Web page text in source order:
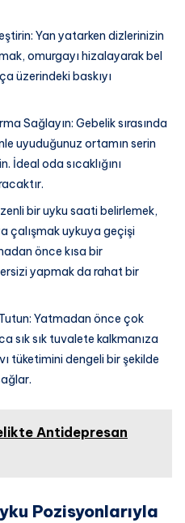
Yan yatarken dizlerinizin
omurgayı hizalayarak bel
üzerindeki baskıyı
Sağlayın: Gebelik sırasında
uyuduğunuz ortamın serin
İdeal oda sıcaklığını
bir uyku saati belirlemek,
çalışmak uykuya geçişi
önce kısa bir
yapmak da rahat bir
Yatmadan önce çok
sık sık tuvalete kalkmanıza
tüketimini dengeli bir şekilde
Antidepresan
Pozisyonlarıyla